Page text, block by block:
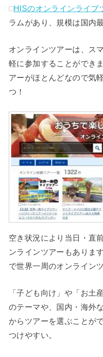
HISのオンラインライブ
ラムがあり、規模は国内最
オンラインツアーは、ス
軽に参加することができ
アーがほとんどなので気
つ！
空き状況により当日・直
ンラインツアーもありま
で世界一周のオンライン
「子ども向け」や「お
のテーマや、国内・海外
からツアーを選ぶことが
つけやすい。